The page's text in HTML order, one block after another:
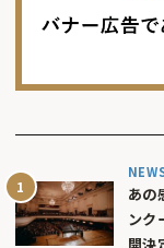
あの
ンク